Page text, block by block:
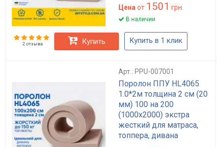
Цена от 1501 грн.
В наличии
2 отзыва Купить Купить в 1 клик
Арт.: PPU-007001
Поролон ППУ HL4065
1.0*2м толщина 2 см (20
мм) 100 на 200
(1000х2000) экстра
жесткий для матраса,
топпера, дивана